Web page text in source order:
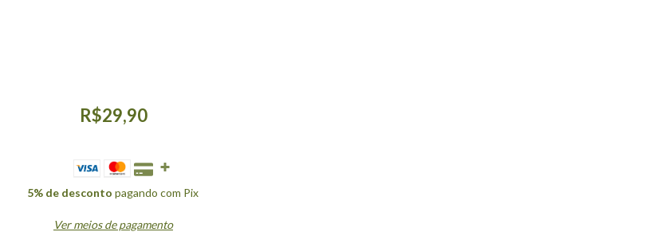
R$29,90
5% de desconto pagando com Pix
Ver meios de pagamento